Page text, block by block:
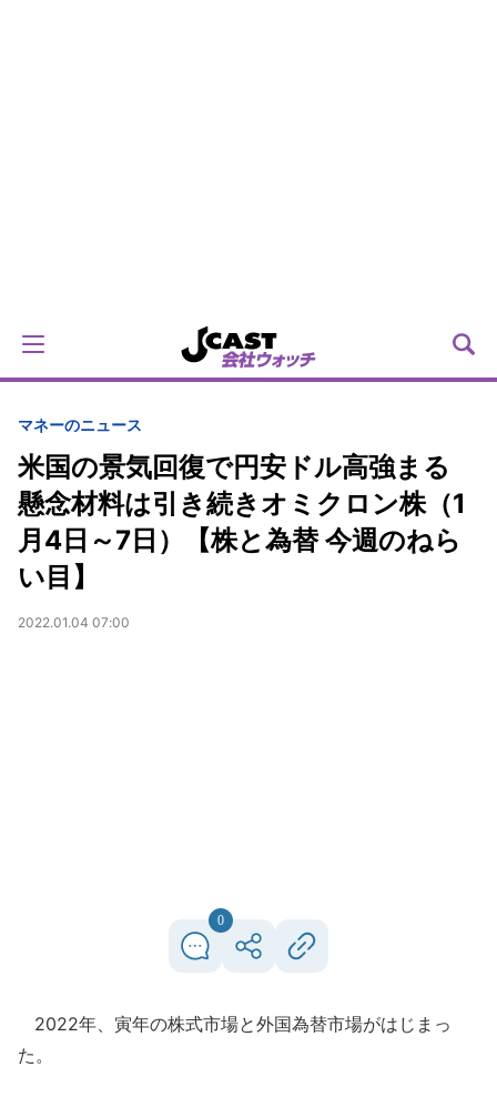
マネーのニュース
米国の景気回復で円安ドル高強まる
懸念材料は引き続きオミクロン株（1
月4日～7日）【株と為替 今週のねら
い目】
2022.01.04 07:00
0
2022年、寅年の株式市場と外国為替市場がはじまっ
た。